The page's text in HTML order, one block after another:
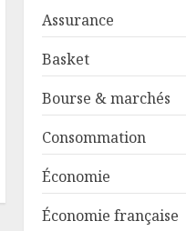
Assurance
Basket
Bourse & marchés
Consommation
Économie
Économie française